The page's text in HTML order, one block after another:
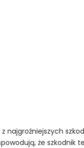
najgroźniejszych
że szkodnik